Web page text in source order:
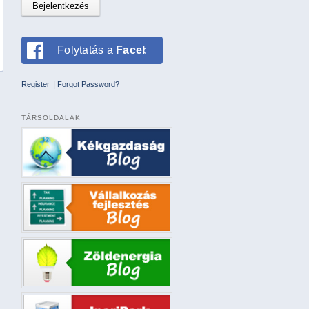
Folytatás a Facebookkal
Register Forgot Password?
TÁRSOLDALAK